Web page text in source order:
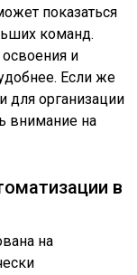
показаться
команд.
и
Если же
организации
внимание на
в
на